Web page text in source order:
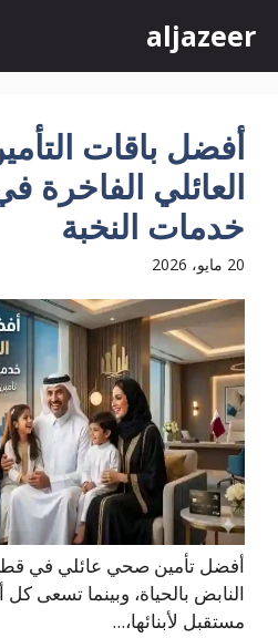
إلى
المحتوى
aljazeer
أفضل باقات
العائلي الفاخرة
خدمات النخبة
20 مايو، 2026
أفضل تأمين صحي عائلي في
النابض بالحياة، وبينما تسعى
مستقبل لأبنائها،...